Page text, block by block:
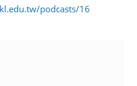
podcasts/16